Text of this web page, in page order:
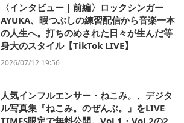
〈インタビュー｜前編〉ロックシンガー
AYUKA、暇つぶしの練習配信から音楽一本
の人生へ。打ちのめされた日々が生んだ等
身大のスタイル【TikTok LIVE】
2026/07/12 19:56
人気インフルエンサー・ねこみ。、デジタ
ル写真集『ねこみ。のぜんぶ。』をLIVE
TIMES限定で無料公開。Vol.1・Vol.2の2